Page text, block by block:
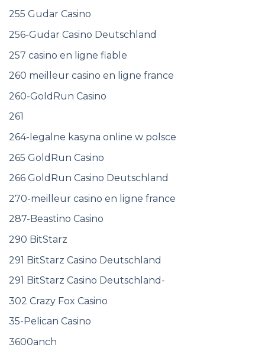
255 Gudar Casino
256-Gudar Casino Deutschland
257 casino en ligne fiable
260 meilleur casino en ligne france
260-GoldRun Casino
261
264-legalne kasyna online w polsce
265 GoldRun Casino
266 GoldRun Casino Deutschland
270-meilleur casino en ligne france
287-Beastino Casino
290 BitStarz
291 BitStarz Casino Deutschland
291 BitStarz Casino Deutschland-
302 Crazy Fox Casino
35-Pelican Casino
3600anch